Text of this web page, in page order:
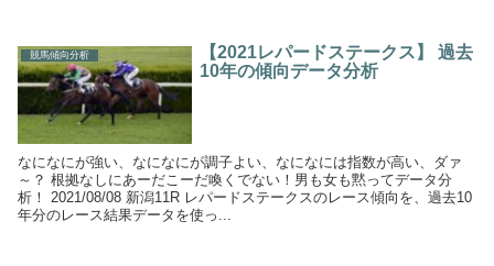
競馬傾向分析
【2021レパードステークス】 過去
10年の傾向データ分析
なになにが強い、なになにが調子よい、なになには指数が高い、ダァ
～？ 根拠なしにあーだこーだ喚くでない！男も女も黙ってデータ分
析！ 2021/08/08 新潟11R レパードステークスのレース傾向を、過去10
年分のレース結果データを使っ...